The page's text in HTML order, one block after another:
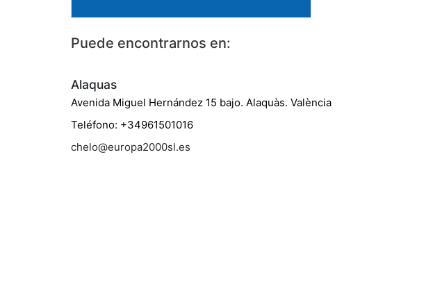
Puede encontrarnos en:
Alaquas
Avenida Miguel Hernández 15 bajo. Alaquàs. València
Teléfono: +34961501016
chelo@europa2000sl.es